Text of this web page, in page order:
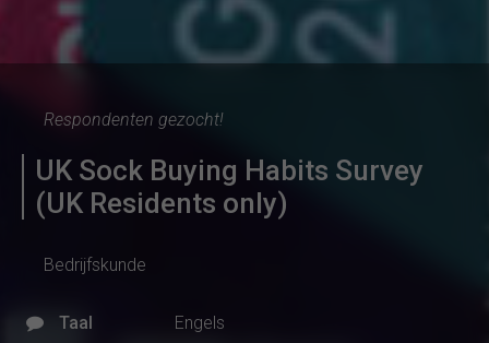
Respondenten gezocht!
UK Sock Buying Habits Survey
(UK Residents only)
Bedrijfskunde
Taal Engels